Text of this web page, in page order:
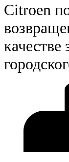
Citroen
качестве